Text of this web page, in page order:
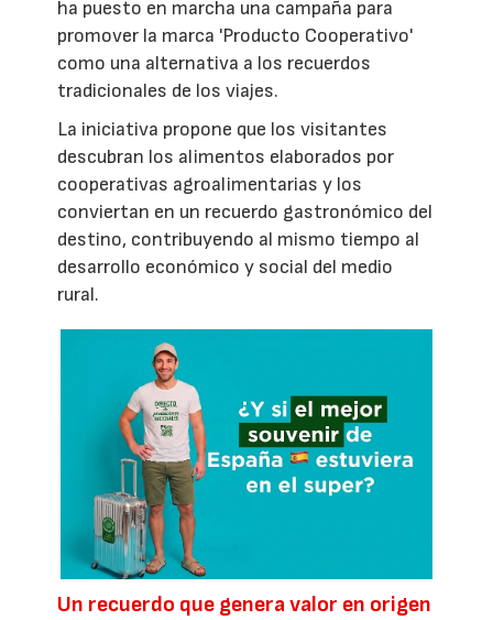
ha puesto en marcha una campaña para
promover la marca 'Producto Cooperativo'
como una alternativa a los recuerdos
tradicionales de los viajes.
La iniciativa propone que los visitantes
descubran los alimentos elaborados por
cooperativas agroalimentarias y los
conviertan en un recuerdo gastronómico del
destino, contribuyendo al mismo tiempo al
desarrollo económico y social del medio
rural.
Un recuerdo que genera valor en origen